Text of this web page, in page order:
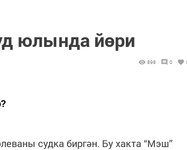
юлында йөри
898 0
судка биргән. Бу хакта “Мэш”